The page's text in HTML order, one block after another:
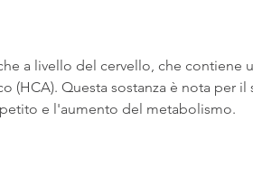
a livello del cervello, che contiene
(HCA). Questa sostanza è nota per il
e l'aumento del metabolismo.